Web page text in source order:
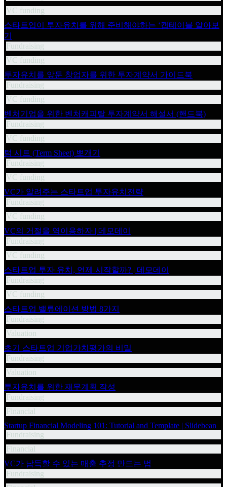
VC funding
스타트업이 투자유치를 위해 준비해야하는 ‘캡테이블 알아보
기
Fundraising
VC funding
투자유치를 앞둔 창업자를 위한 투자계약서 가이드북
Fundraising
VC funding
벤처기업을 위한 벤처캐피탈 투자계약서 해설서 (핸드북)
Fundraising
VC funding
텀 시트 (Term Sheet) 뽀개기
Fundraising
VC funding
VC가 알려주는 스타트업 투자유치전략
Fundraising
VC funding
VC의 거절을 역이용하자 | 데모데이
Fundraising
VC funding
스타트업 투자 유치, 언제 시작할까? | 데모데이
Fundraising
VC funding
스타트업 밸류에이션 방법 8가지
Fundraising
Valuation
초기 스타트업 기업가치평가의 비밀
Fundraising
Valuation
투자유치를 위한 재무계획 작성
Fundraising
Financial
Startup Financial Modeling 101: Tutorial and Template | Slidebean
Fundraising
Financial
VC가 납득할 수 있는 매출 추정 만드는 법
Fundraising